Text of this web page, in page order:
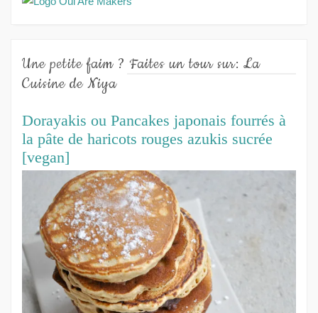
Une petite faim ? Faites un tour sur: La
Cuisine de Niya
Dorayakis ou Pancakes japonais fourrés à
la pâte de haricots rouges azukis sucrée
[vegan]